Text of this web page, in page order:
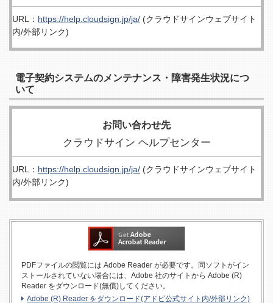
URL： https://help.cloudsign.jp/ja/ (クラウドサインウェブサイト
内/外部リンク)
電子契約システムのメンテナンス・障害発生状況につ
いて
お問い合わせ先
クラウドサイン ヘルプセンター
URL： https://help.cloudsign.jp/ja/ (クラウドサインウェブサイト
内/外部リンク)
PDFファイルの閲覧には Adobe Reader が必要です。同ソフトがイン
ストールされていない場合には、Adobe 社のサイトから Adobe (R)
Reader をダウンロード(無償)してください。
Adobe (R) Reader をダウンロード(アドビ公式サイト内/外部リンク)